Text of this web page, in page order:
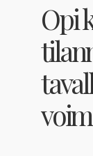
Opi